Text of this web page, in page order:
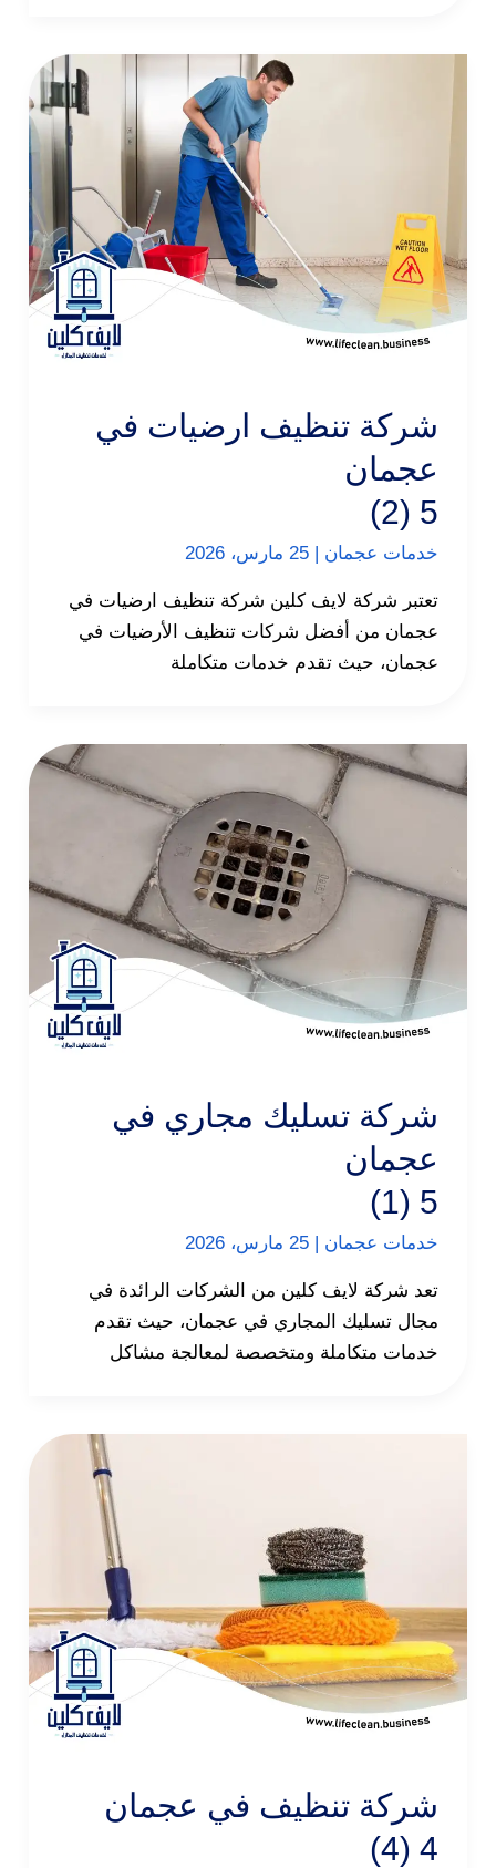
شركة تنظيف ارضيات في
عجمان
5 (2)
خدمات عجمان | 25 مارس، 2026
تعتبر شركة لايف كلين شركة تنظيف ارضيات في
عجمان من أفضل شركات تنظيف الأرضيات في
عجمان، حيث تقدم خدمات متكاملة
شركة تسليك مجاري في
عجمان
5 (1)
خدمات عجمان | 25 مارس، 2026
تعد شركة لايف كلين من الشركات الرائدة في
مجال تسليك المجاري في عجمان، حيث تقدم
خدمات متكاملة ومتخصصة لمعالجة مشاكل
شركة تنظيف في عجمان
4 (4)